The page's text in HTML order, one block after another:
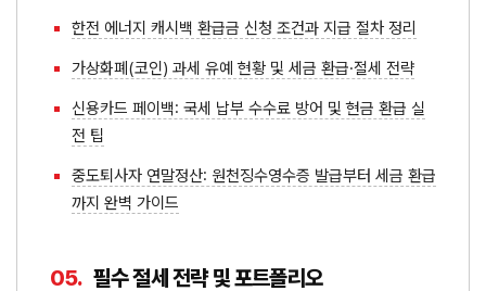
한전 에너지 캐시백 환급금 신청 조건과 지급 절차 정리
가상화폐(코인) 과세 유예 현황 및 세금 환급·절세 전략
신용카드 페이백: 국세 납부 수수료 방어 및 현금 환급 실
전 팁
중도퇴사자 연말정산: 원천징수영수증 발급부터 세금 환급
까지 완벽 가이드
05. 필수 절세 전략 및 포트폴리오